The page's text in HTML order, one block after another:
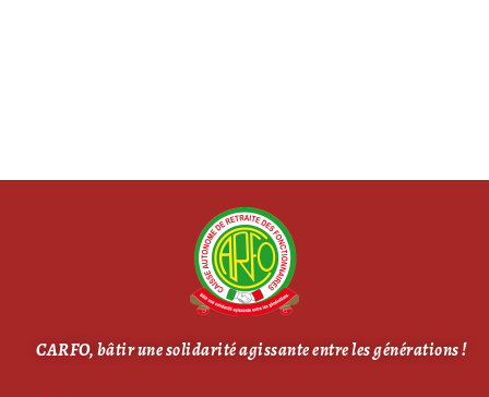
CARFO, bâtir une solidarité agissante entre les générations !